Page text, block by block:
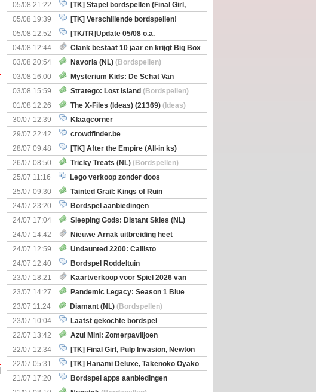
05/08 21:22
[TK] Stapel bordspellen (Final Girl,
Nemesis Retaliation, Zombicide Invader)
05/08 19:39
[TK] Verschillende bordspellen!
05/08 12:52
[TK/TR]Update 05/08 o.a.
Prijsverlagingen, Imperium Horizons, 20 Strong
04/08 12:44
Clank bestaat 10 jaar en krijgt Big Box
+ nieuwe uitbreiding
03/08 20:54 Navoria (NL) (Bordspellen)
03/08 16:00
Mysterium Kids: De Schat Van
Kapitein Boe
(Bordspellen)
03/08 15:59 Stratego: Lost Island (Bordspellen)
01/08 12:26
The X-Files (Ideas) (21369) (Ideas)
30/07 12:39
Klaagcorner
29/07 22:42
crowdfinder.be
28/07 09:48
[TK] After the Empire (All-in ks)
26/07 08:50
Tricky Treats (NL) (Bordspellen)
25/07 11:16
Lego verkoop zonder doos
25/07 09:30
Tainted Grail: Kings of Ruin
Uitbreiding: Wyrd Encounters(Bordspellen)
24/07 23:20
Bordspel aanbiedingen
24/07 17:04
Sleeping Gods: Distant Skies (NL)
(Bordspellen)
24/07 14:42
Nieuwe Arnak uitbreiding heet
Surprise Shipments
24/07 12:59
Undaunted 2200: Callisto
(Bordspellen)
24/07 12:40
Bordspel Roddeltuin
23/07 18:21
Kaartverkoop voor Spiel 2026 van
start
23/07 14:27
Pandemic Legacy: Season 1 Blue
(Bordspellen)
23/07 11:24 Diamant (NL) (Bordspellen)
23/07 10:04
Laatst gekochte bordspel
22/07 13:42
Azul Mini: Zomerpaviljoen
(Bordspellen)
22/07 12:34
[TK] Final Girl, Pulp Invasion, Newton
& Great Discoveries
22/07 05:31
[TK] Hanami Deluxe, Takenoko Oyako
bigbox
21/07 17:20
Bordspel apps aanbiedingen